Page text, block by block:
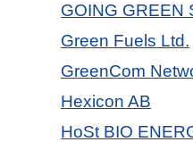
GOING GREEN
Green Fuels Ltd.
GreenCom
Hexicon AB
HoSt BIO